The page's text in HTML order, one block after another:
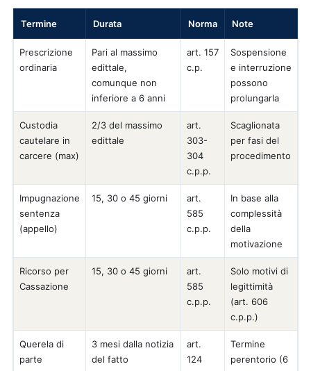
Termine Durata Norma Note
Prescrizione
ordinaria
Pari al massimo
edittale,
comunque non
inferiore a 6 anni
art. 157
c.p.
Sospensione
e interruzione
possono
prolungarla
Custodia
cautelare in
carcere (max)
2/3 del massimo
edittale
art.
303-
304
c.p.p.
Scaglionata
per fasi del
procedimento
Impugnazione
sentenza
(appello)
15, 30 o 45 giorni
art.
585
c.p.p.
In base alla
complessità
della
motivazione
Ricorso per
Cassazione
15, 30 o 45 giorni
art.
585
c.p.p.
Solo motivi di
legittimità
(art. 606
c.p.p.)
Querela di
parte
3 mesi dalla notizia
del fatto
art.
124
Termine
perentorio (6